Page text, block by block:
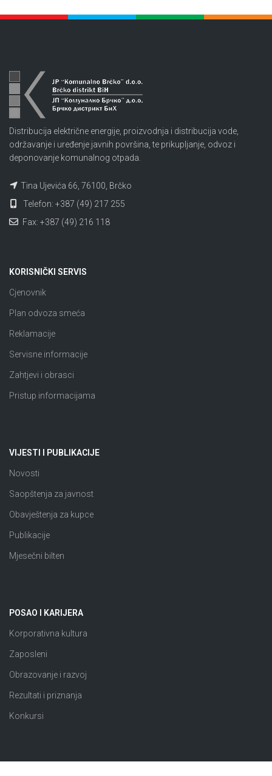
Distribucija električne energije, proizvodnja i distribucija vode,
održavanje i uređenje javnih površina, te prikupljanje, odvoz i
deponovanje komunalnog otpada.
Tina Ujevića 66, 76100, Brčko
Telefon: +387 (49) 217 255
Fax: +387 (49) 216 118
KORISNIČKI SERVIS
Cjenovnik
Plan odvoza smeća
Reklamacije
Servisne informacije
Zahtjevi i obrasci
Pristup informacijama
VIJESTI I PUBLIKACIJE
Novosti
Saopštenja za javnost
Obavještenja za kupce
Publikacije
Mjesečni bilten
POSAO I KARIJERA
Korporativna kultura
Zaposleni
Obrazovanje i razvoj
Rezultati i priznanja
Konkursi